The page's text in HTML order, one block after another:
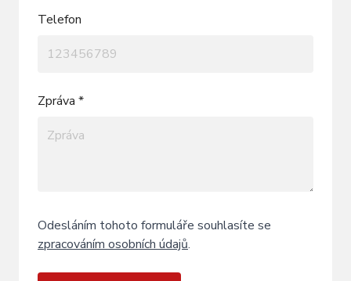
Telefon
Zpráva *
Odesláním tohoto formuláře souhlasíte se
zpracováním osobních údajů.